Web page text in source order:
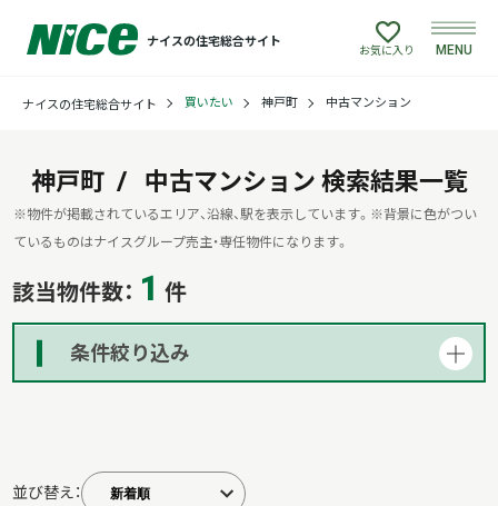
ナイスの住宅総合サイト
買いたい
売りたい
建てたい
店舗情報
お気に入り MENU
ナイスの住宅総合サイト 買いたい 神戸町 中古マンション
神戸町 中古マンション 検索結果一覧
※物件が掲載されているエリア、沿線、駅を表示しています。 ※背景に色がつい
ているものはナイスグループ売主・専任物件になります。
該当物件数： 1 件
条件絞り込み
並び替え：